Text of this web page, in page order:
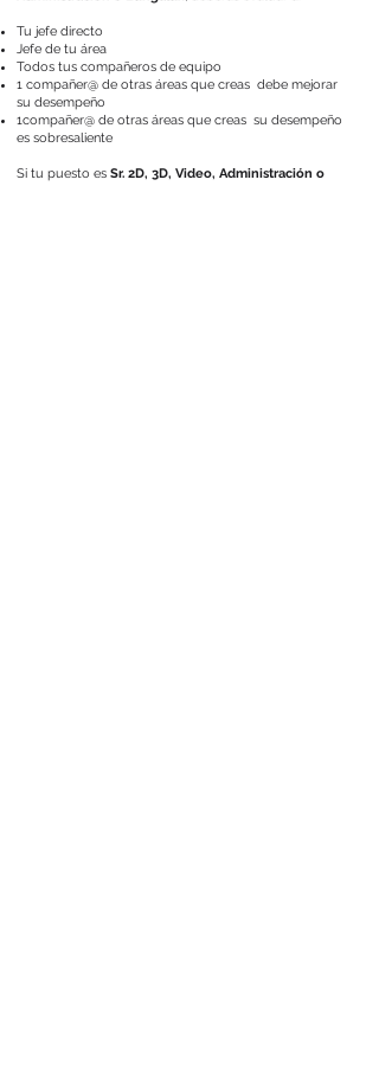
Tu jefe directo
Jefe de tu área
Todos tus compañeros de equipo
1 compañer@ de otras áreas que creas debe mejorar
su desempeño
1compañer@ de otras áreas que creas su desempeño
es sobresaliente
Si tu puesto es Sr. 2D, 3D, Video, Administración o